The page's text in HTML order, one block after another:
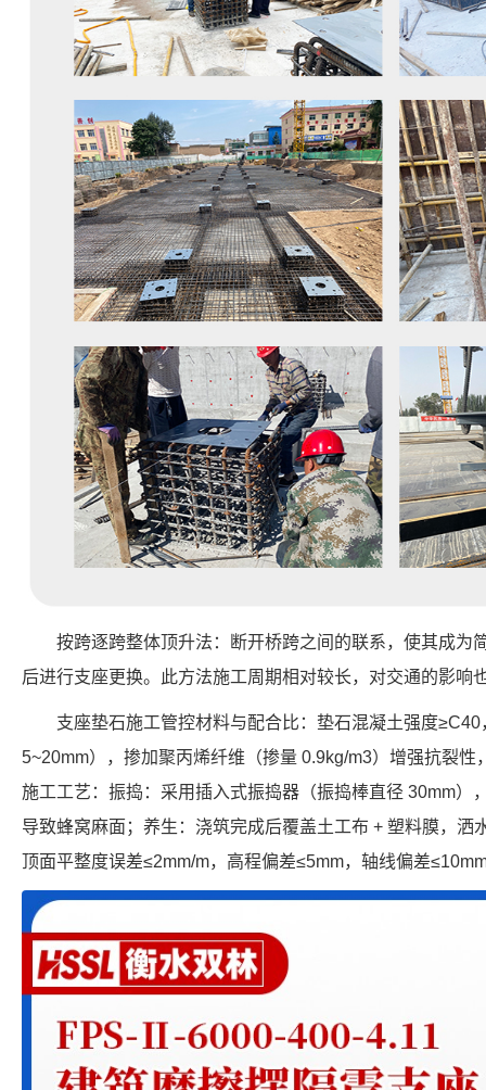
按跨逐跨整体顶升法：断开桥跨之间的联系，使其成为
后进行支座更换。此方法施工周期相对较长，对交通的影响
支座垫石施工管控材料与配合比：垫石混凝土强度
5~20mm），掺加聚丙烯纤维（掺量 0.9kg/m3）增强抗裂
施工工艺：振捣：采用插入式振捣器（振捣棒直径 30mm）
导致蜂窝麻面；养生：浇筑完成后覆盖土工布 + 塑料膜，洒
顶面平整度误差≤2mm/m，高程偏差≤5mm，轴线偏差